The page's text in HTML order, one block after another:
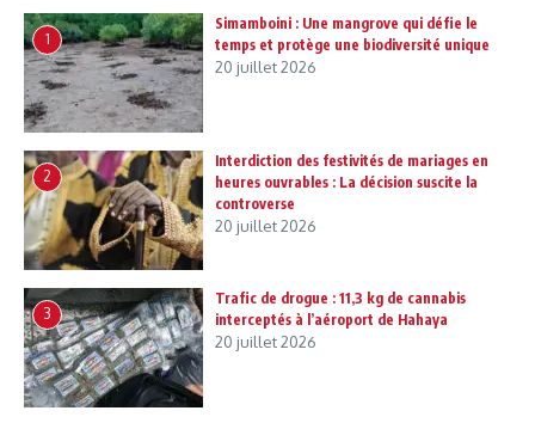
1
Simamboini : Une mangrove qui défie le
temps et protège une biodiversité unique
20 juillet 2026
2
Interdiction des festivités de mariages en
heures ouvrables : La décision suscite la
controverse
20 juillet 2026
3
Trafic de drogue : 11,3 kg de cannabis
interceptés à l’aéroport de Hahaya
20 juillet 2026